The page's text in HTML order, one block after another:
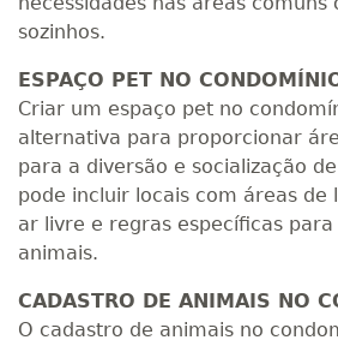
sozinhos.
ESPAÇO PET NO
Criar um espaço pet no
alternativa para proporcionar
para a diversão e socialização
pode incluir locais com áreas de
ar livre e regras específicas
animais.
CADASTRO DE ANIMAIS NO
O cadastro de animais no